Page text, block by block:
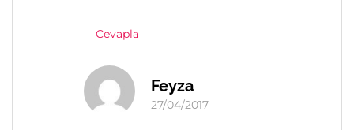
Cevapla
Feyza
27/04/2017